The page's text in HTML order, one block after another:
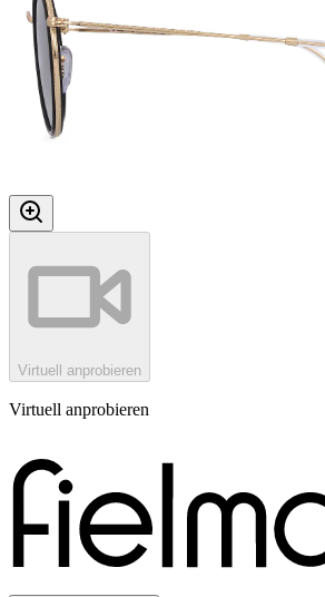
Virtuell anprobieren
Virtuell anprobieren